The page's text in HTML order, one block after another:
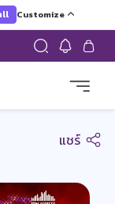
Customize
แชร์